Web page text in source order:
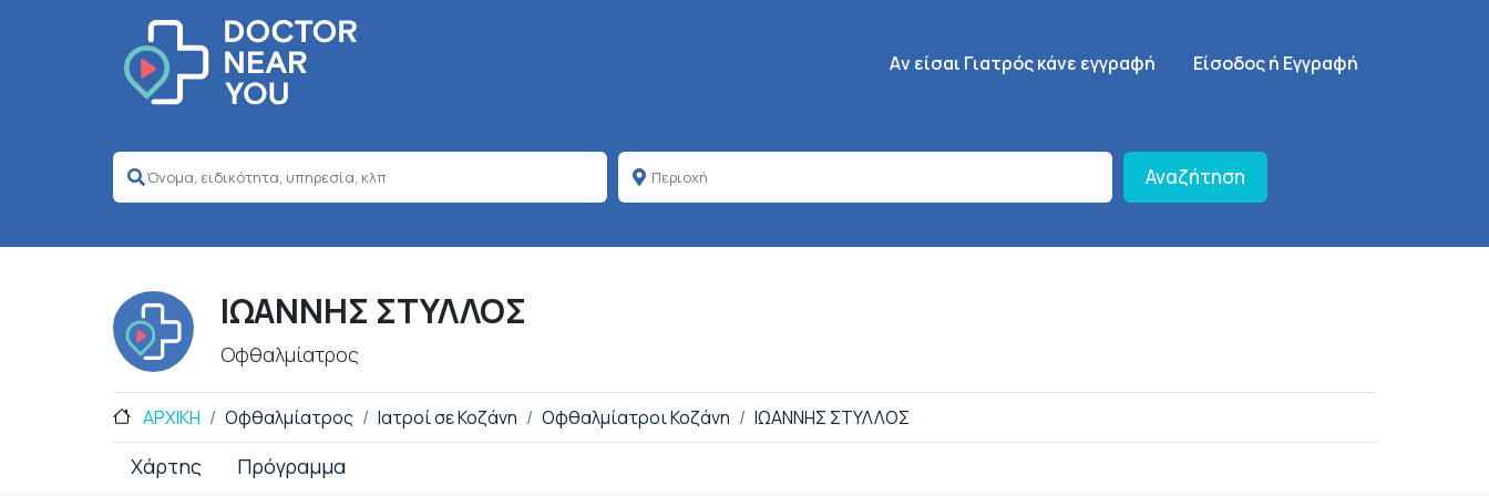
Κεντρική πλοήγηση
Aν είσαι Γιατρός κάνε εγγραφή SignUp Menu
Είσοδος ή Εγγραφή
Αναζήτηση
ΙΩΑΝΝΗΣ ΣΤΥΛΛΟΣ
Οφθαλμίατρος
ΑΡΧΙΚΗ Οφθαλμίατρος Ιατροί σε Κοζάνη Οφθαλμίατροι Κοζάνη ΙΩΑΝΝΗΣ ΣΤΥΛΛΟΣ
Χάρτης Πρόγραμμα